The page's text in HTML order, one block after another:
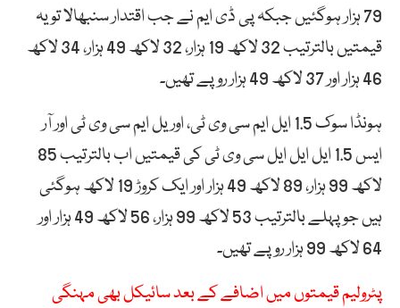
79 ہزار ہوگئیں جبکہ پی ڈی ایم نے جب اقتدار سنبھالا تو یہ
قیمتیں بالترتیب 32 لاکھ 19 ہزار، 32 لاکھ 49 ہزار، 34 لاکھ
46 ہزار اور 37 لاکھ 49 ہزار روپے تھیں۔
ہونڈا سوک 1.5 ایل ایم سی وی ٹی، اوریل ایم سی وی ٹی اور آر
ایس 1.5 ایل ایل ایل سی وی ٹی کی قیمتیں اب بالترتیب 85
لاکھ 99 ہزار، 89 لاکھ 49 ہزار اور ایک کروڑ 19 لاکھ ہوگئی
ہیں جو پہلے بالترتیب 53 لاکھ 99 ہزار، 56 لاکھ 49 ہزار اور
64 لاکھ 99 ہزار روپے تھیں۔
پٹرولیم قیمتوں میں اضافے کے بعد سائیکل بھی مہنگی